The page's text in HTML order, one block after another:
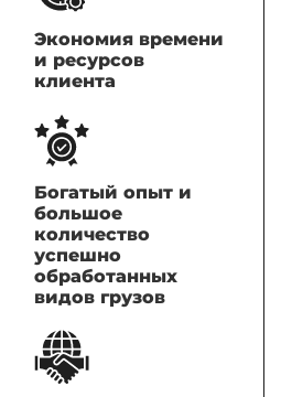
Экономия времени
и ресурсов
клиента
Богатый опыт и
большое
количество
успешно
обработанных
видов грузов